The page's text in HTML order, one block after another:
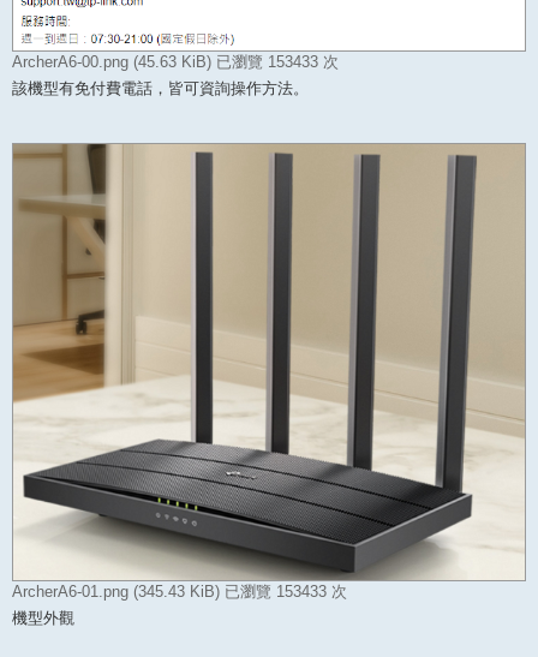
ArcherA6-00.png (45.63 KiB) 已瀏覽 153433 次
該機型有免付費電話，皆可資詢操作方法。
ArcherA6-01.png (345.43 KiB) 已瀏覽 153433 次
機型外觀